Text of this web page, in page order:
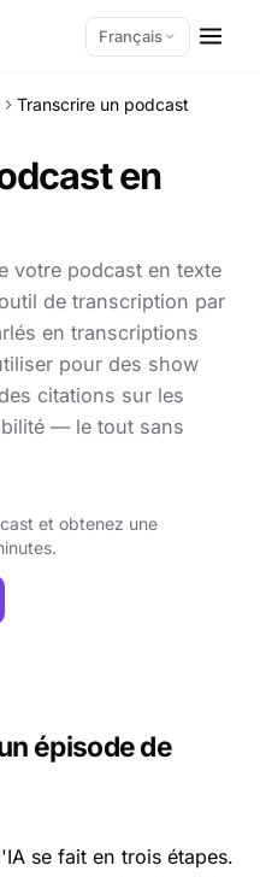
Français
Transcrire un podcast
en
votre podcast en texte
de transcription par
en transcriptions
pour des show
citations sur les
— le tout sans
et obtenez une
épisode de
se fait en trois étapes.